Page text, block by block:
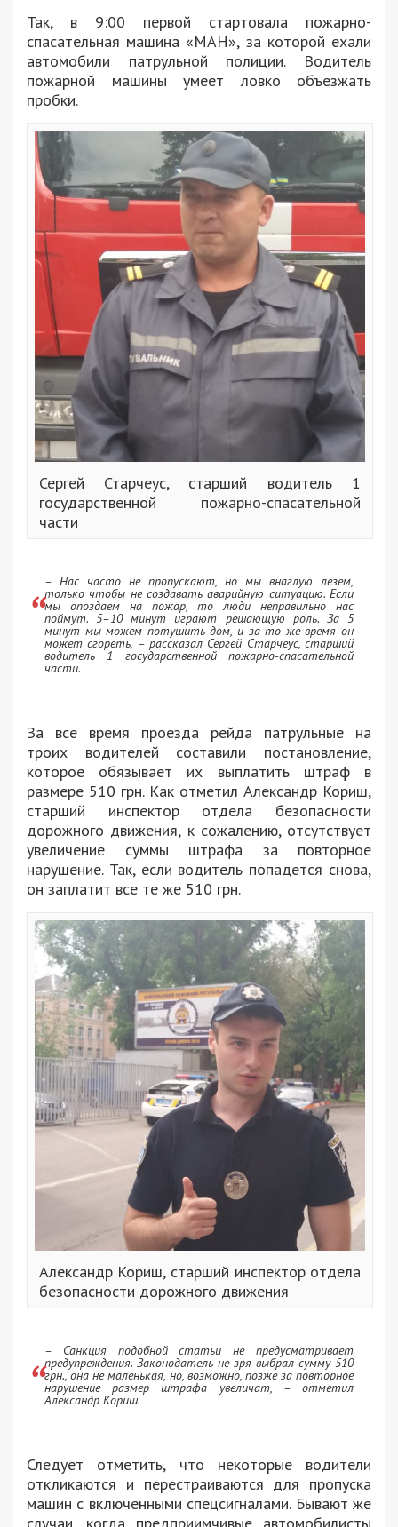
Так, в 9:00 первой стартовала пожарно-
спасательная машина «МАН», за которой ехали
автомобили патрульной полиции. Водитель
пожарной машины умеет ловко объезжать
пробки.
Сергей Старчеус, старший водитель 1
государственной пожарно-спасательной
части
– Нас часто не пропускают, но мы внаглую лезем,
только чтобы не создавать аварийную ситуацию. Если
мы опоздаем на пожар, то люди неправильно нас
поймут. 5–10 минут играют решающую роль. За 5
минут мы можем потушить дом, и за то же время он
может сгореть, – рассказал Сергей Старчеус, старший
водитель 1 государственной пожарно-спасательной
части.
За все время проезда рейда патрульные на
троих водителей составили постановление,
которое обязывает их выплатить штраф в
размере 510 грн. Как отметил Александр Кориш,
старший инспектор отдела безопасности
дорожного движения, к сожалению, отсутствует
увеличение суммы штрафа за повторное
нарушение. Так, если водитель попадется снова,
он заплатит все те же 510 грн.
Александр Кориш, старший инспектор отдела
безопасности дорожного движения
– Санкция подобной статьи не предусматривает
предупреждения. Законодатель не зря выбрал сумму 510
грн., она не маленькая, но, возможно, позже за повторное
нарушение размер штрафа увеличат, – отметил
Александр Кориш.
Следует отметить, что некоторые водители
откликаются и перестраиваются для пропуска
машин с включенными спецсигналами. Бывают же